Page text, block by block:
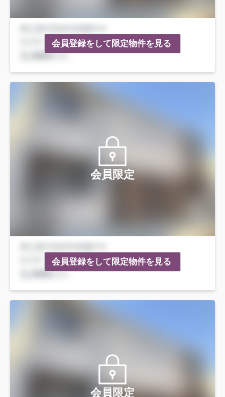
会員登録をして限定物件を見る
会員限定
会員登録をして限定物件を見る
会員限定